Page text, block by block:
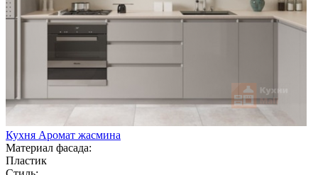
Кухня Аромат жасмина
Материал фасада:
Пластик